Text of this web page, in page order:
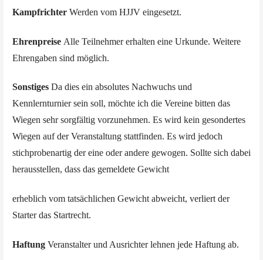
Kampfrichter Werden vom HJJV eingesetzt.
Ehrenpreise Alle Teilnehmer erhalten eine Urkunde. Weitere
Ehrengaben sind möglich.
Sonstiges Da dies ein absolutes Nachwuchs und
Kennlernturnier sein soll, möchte ich die Vereine bitten das
Wiegen sehr sorgfältig vorzunehmen. Es wird kein gesondertes
Wiegen auf der Veranstaltung stattfinden. Es wird jedoch
stichprobenartig der eine oder andere gewogen. Sollte sich dabei
herausstellen, dass das gemeldete Gewicht
erheblich vom tatsächlichen Gewicht abweicht, verliert der
Starter das Startrecht.
Haftung Veranstalter und Ausrichter lehnen jede Haftung ab.